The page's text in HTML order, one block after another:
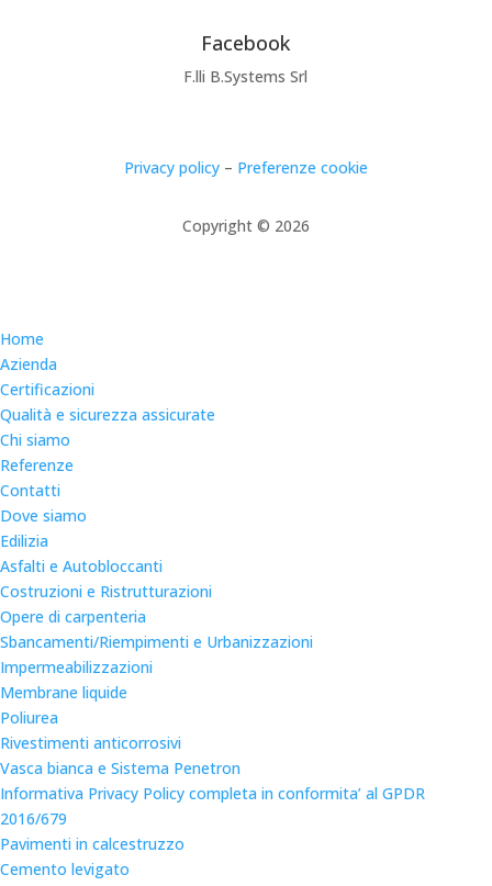
Facebook
F.lli B.Systems Srl
Privacy policy– Preferenze cookie
Copyright © 2026
Home
Azienda
Certificazioni
Qualità e sicurezza assicurate
Chi siamo
Referenze
Contatti
Dove siamo
Edilizia
Asfalti e Autobloccanti
Costruzioni e Ristrutturazioni
Opere di carpenteria
Sbancamenti/Riempimenti e Urbanizzazioni
Impermeabilizzazioni
Membrane liquide
Poliurea
Rivestimenti anticorrosivi
Vasca bianca e Sistema Penetron
Informativa Privacy Policy completa in conformita’ al GPDR
2016/679
Pavimenti in calcestruzzo
Cemento levigato